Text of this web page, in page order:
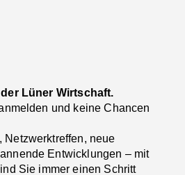
Lüner Wirtschaft.
und keine Chancen
Netzwerktreffen, neue
Entwicklungen – mit
Sie immer einen Schritt